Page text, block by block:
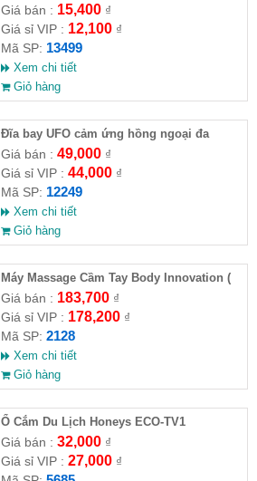
Chống Côn Trùng( HĐ )
Giá bán : 15,400₫
Giá sỉ VIP : 12,100₫
Mã SP: 13499
Xem chi tiết
Giỏ hàng
Đĩa bay UFO cảm ứng hồng ngoại đa
chiều tự động bay về
Giá bán : 49,000₫
Giá sỉ VIP : 44,000₫
Mã SP: 12249
Xem chi tiết
Giỏ hàng
Máy Massage Cầm Tay Body Innovation (
HĐ )
Giá bán : 183,700₫
Giá sỉ VIP : 178,200₫
Mã SP: 2128
Xem chi tiết
Giỏ hàng
Ổ Cắm Du Lịch Honeys ECO-TV1
Giá bán : 32,000₫
Giá sỉ VIP : 27,000₫